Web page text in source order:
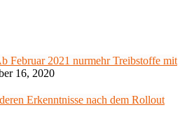
Februar 2021 nurmehr Treibstoffe mit
16, 2020
Erkenntnisse nach dem Rollout